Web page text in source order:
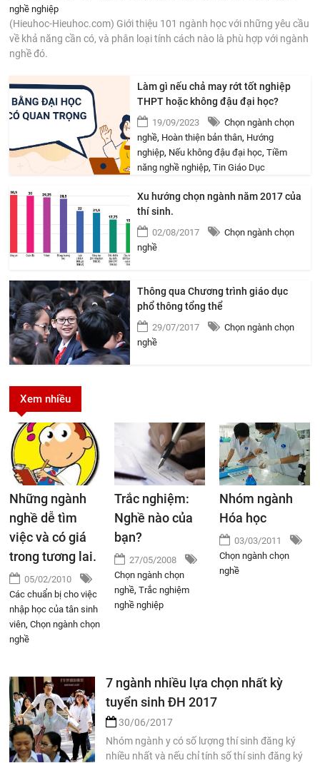
nghề nghiệp
(Hieuhoc-Hieuhoc.com) Giới thiệu 101 ngành học với những yêu cầu
về khả năng cần có, và phân loại tính cách nào là phù hợp với ngành
nghề đó.
Làm gì nếu chả may rớt tốt nghiệp
THPT hoặc không đậu đại học?
19/09/2023
Chọn ngành chọn
nghề, Hoàn thiện bản thân, Hướng
nghiệp, Nếu không đậu đại học, Tiềm
năng nghề nghiệp, Tin Giáo Dục
Xu hướng chọn ngành năm 2017 của
thí sinh.
02/08/2017
Chọn ngành chọn
nghề
Thông qua Chương trình giáo dục
phổ thông tổng thể
29/07/2017
Chọn ngành chọn
nghề
Xem nhiều
Những ngành
nghề dễ tìm
việc và có giá
trong tương lai.
05/02/2010
Các chuẩn bị cho việc
nhập học của tân sinh
viên,Chọn ngành chọn
nghề
Trắc nghiệm:
Nghề nào của
bạn?
27/05/2008
Chọn ngành chọn
nghề,Trắc nghiệm
nghề nghiệp
Nhóm ngành
Hóa học
03/03/2011
Chọn ngành chọn
nghề
7 ngành nhiều lựa chọn nhất kỳ
tuyển sinh ĐH 2017
30/06/2017
Nhóm ngành y có số lượng thí sinh đăng ký
nhiều nhất và nếu chỉ tính số thí sinh đăng ký